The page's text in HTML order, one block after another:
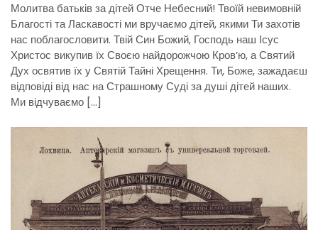
Молитва батьків за дітей Отче Небесний! Твоїй невимовній
Благості та Ласкавості ми вручаємо дітей, якими Ти захотів
нас поблагословити. Твій Син Божий, Господь наш Ісус
Христос викупив їх Своєю найдорожчою Кров’ю, а Святий
Дух освятив їх у Святій Тайні Хрещення. Ти, Боже, зажадаєш
відповіді від нас на Страшному Суді за душі дітей наших.
Ми відчуваємо […]